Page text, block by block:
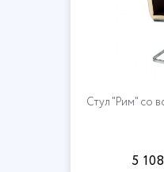
Стул "Рим" со
5